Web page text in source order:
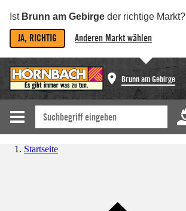
Ist Brunn am Gebirge der richtige Markt?
JA, RICHTIG Anderen Markt wählen
Brunn am Gebirge
Startseite